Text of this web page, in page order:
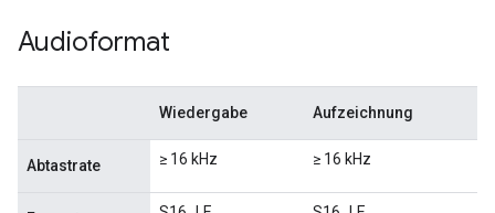
Audioformat
Wiedergabe Aufzeichnung
Abtastrate ≥ 16 kHz ≥ 16 kHz